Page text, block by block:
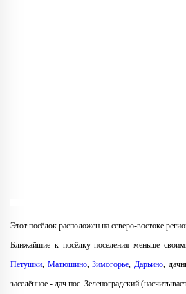
Этот посёлок расположен на северо-востоке
Ближайшие к посёлку поселения меньше
Петушки, Матюшино,Зимогорье, Дарьино,
заселённое - дач.пос. Зеленоградский